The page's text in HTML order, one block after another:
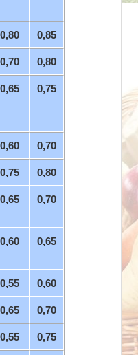
0,80 0,85
0,70 0,80
0,65 0,75
0,60 0,70
0,75 0,80
0,65 0,70
0,60 0,65
0,55 0,60
0,65 0,70
0,55 0,75